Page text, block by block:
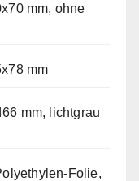
mm, ohne
mm
mm, lichtgrau
Folie,